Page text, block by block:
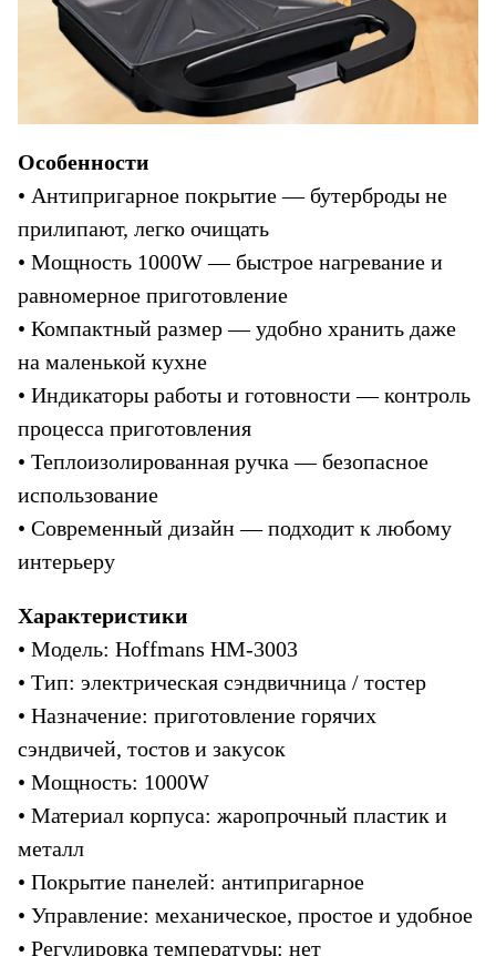
Особенности
• Антипригарное покрытие — бутерброды не
прилипают, легко очищать
• Мощность 1000W — быстрое нагревание и
равномерное приготовление
• Компактный размер — удобно хранить даже
на маленькой кухне
• Индикаторы работы и готовности — контроль
процесса приготовления
• Теплоизолированная ручка — безопасное
использование
• Современный дизайн — подходит к любому
интерьеру
Характеристики
• Модель: Hoffmans HM-3003
• Тип: электрическая сэндвичница / тостер
• Назначение: приготовление горячих
сэндвичей, тостов и закусок
• Мощность: 1000W
• Материал корпуса: жаропрочный пластик и
металл
• Покрытие панелей: антипригарное
• Управление: механическое, простое и удобное
• Регулировка температуры: нет